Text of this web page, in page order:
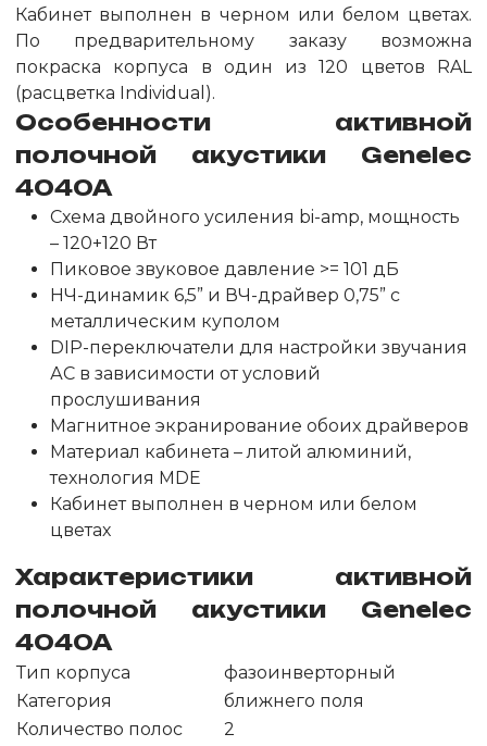
Кабинет выполнен в черном или белом цветах.
По предварительному заказу возможна
покраска корпуса в один из 120 цветов RAL
(расцветка Individual).
Особенности активной
полочной акустики Genelec
4040A
Схема двойного усиления bi-amp, мощность
– 120+120 Вт
Пиковое звуковое давление >= 101 дБ
НЧ-динамик 6,5” и ВЧ-драйвер 0,75” с
металлическим куполом
DIP-переключатели для настройки звучания
АС в зависимости от условий
прослушивания
Магнитное экранирование обоих драйверов
Материал кабинета – литой алюминий,
технология MDE
Кабинет выполнен в черном или белом
цветах
Характеристики активной
полочной акустики Genelec
4040A
Тип корпуса
фазоинверторный
Категория
ближнего поля
Количество полос
2